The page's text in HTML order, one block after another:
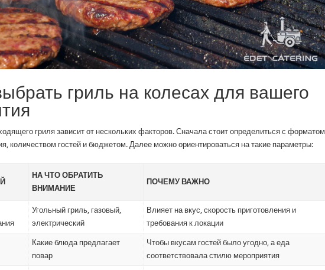
гриль на колесах для вашего
гриля зависит от нескольких факторов. Сначала стоит определиться с форматом
количеством гостей и бюджетом. Далее можно ориентироваться на такие параметры:
НА ЧТО ОБРАТИТЬ
ВНИМАНИЕ
ПОЧЕМУ ВАЖНО
Угольный гриль, газовый,
электрический
Влияет на вкус, скорость приготовления и
требования к локации
Какие блюда предлагает
повар
Чтобы вкусам гостей было угодно, а еда
соответствовала стилю мероприятия